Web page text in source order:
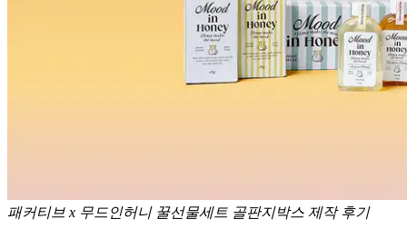
패커티브 x 무드인허니 꿀선물세트 골판지박스 제작 후기